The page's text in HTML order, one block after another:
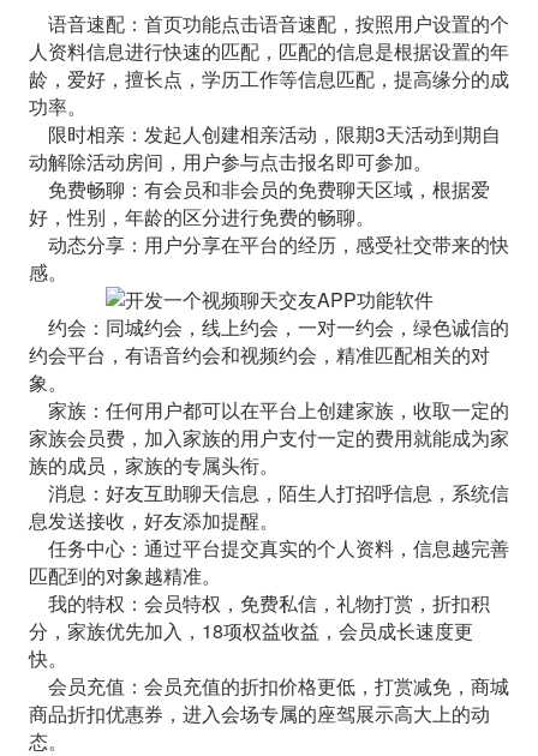
语音速配：首页功能点击语音速配，按照用户设置的个
人资料信息进行快速的匹配，匹配的信息是根据设置的年
龄，爱好，擅长点，学历工作等信息匹配，提高缘分的成
功率。
限时相亲：发起人创建相亲活动，限期3天活动到期自
动解除活动房间，用户参与点击报名即可参加。
免费畅聊：有会员和非会员的免费聊天区域，根据爱
好，性别，年龄的区分进行免费的畅聊。
动态分享：用户分享在平台的经历，感受社交带来的快
感。
约会：同城约会，线上约会，一对一约会，绿色诚信的
约会平台，有语音约会和视频约会，精准匹配相关的对
象。
家族：任何用户都可以在平台上创建家族，收取一定的
家族会员费，加入家族的用户支付一定的费用就能成为家
族的成员，家族的专属头衔。
消息：好友互助聊天信息，陌生人打招呼信息，系统信
息发送接收，好友添加提醒。
任务中心：通过平台提交真实的个人资料，信息越完善
匹配到的对象越精准。
我的特权：会员特权，免费私信，礼物打赏，折扣积
分，家族优先加入，18项权益收益，会员成长速度更
快。
会员充值：会员充值的折扣价格更低，打赏减免，商城
商品折扣优惠券，进入会场专属的座驾展示高大上的动
态。